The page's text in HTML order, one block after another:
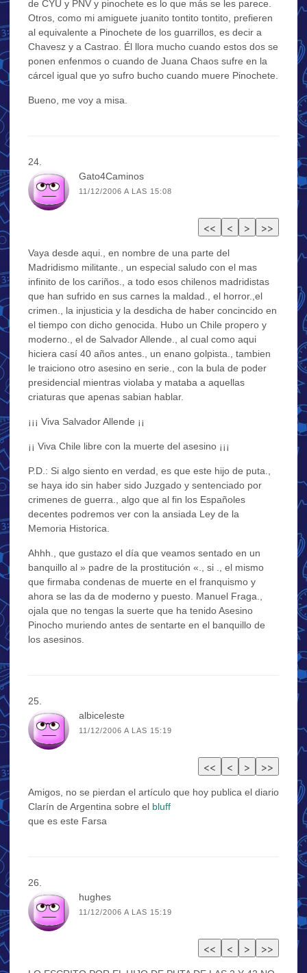
de CYU y PNV y pinochete es lo que más se les parece.
Otros, como mi amiguete juanito tontito tontito, prefieren
al equivalente a Pinochete de los guarrillos, es decir a
Chavesz y a Castrao. Él llora mucho cuando estos dos se
ponen enfenmos o cuando de Juana Chaos sufre en la
cárcel igual que yo sufro bucho cuando muere Pinochete.
Bueno, me voy a misa.
Gato4Caminos
11/12/2006 A LAS 15:08
Vaya desde aqui., en nombre de una parte del
Madridismo militante., un especial saludo con el mas
infinito de los cariños., a todo esos chilenos madridistas
que han sufrido en sus carnes la maldad., el horror.,el
crimen., la injusticia y la desdicha de haber concincido en
el tiempo con dicho genocida. Hubo un Chile propero y
moderno., el de Salvador Allende., al cual como aqui
hiciera casí 40 años antes., un enano golpista., tambien
le traiciono otro asesino en serie., con la bula de poder
presidencial mientras violaba y mataba a aquellas
criaturas que apenas sabian hablar.
¡¡¡ Viva Salvador Allende ¡¡
¡¡ Viva Chile libre con la muerte del asesino ¡¡¡
P.D.: Si algo siento en verdad, es que este hijo de puta.,
se haya ido sin haber sido Juzgado y sentenciado por
crimenes de guerra., algo que al fin los Españoles
decentes podremos ver con la ansiada Ley de la
Memoria Historica.
Ahhh., que gustazo el día que veamos sentado en un
banquillo al » padre de la prostitución «., si ., el mismo
que firmaba condenas de muerte en el franquismo y
ahora se las da de moderno y puesto. Manuel Fraga.,
ojala que no tengas la suerte que ha tenido Asesino
Pinocho muriendo antes de sentarte en el banquillo de
los asesinos.
albiceleste
11/12/2006 A LAS 15:19
Amigos, no se pierdan el artículo que hoy publica el diario
Clarín de Argentina sobre el bluff
que es este Farsa
hughes
11/12/2006 A LAS 15:19